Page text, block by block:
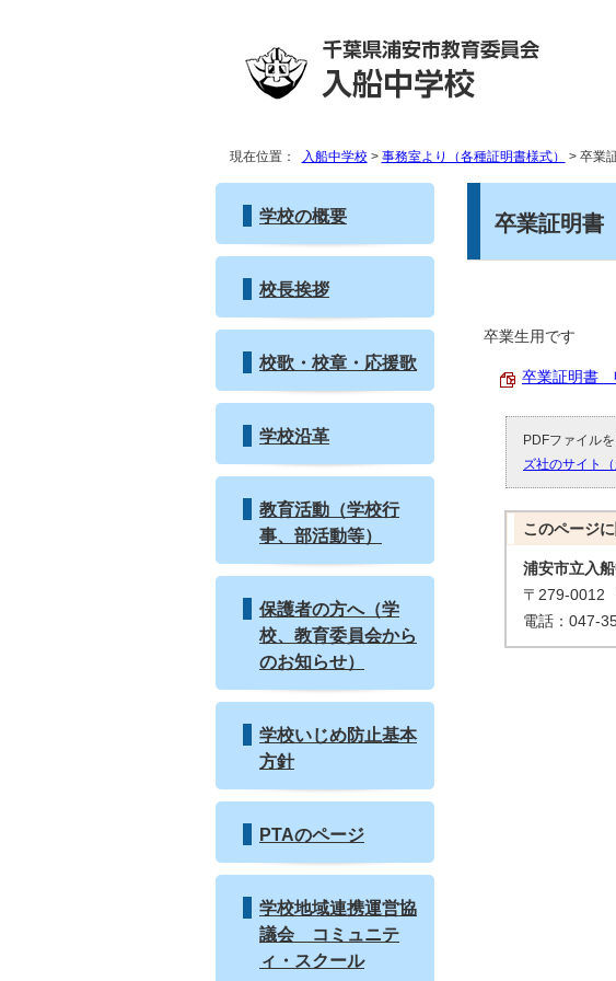
現在位置：
入船中学校> 事務室より（各種証明書様式） > 卒業
卒業証明
卒業生用です
卒業証明書
PDFファイル
ズ社のサイト
このページ
浦安市立入
〒279-0012
電話：047-
学校の概要
校長挨拶
校歌・校章・応援歌
学校沿革
教育活動（学校行
事、部活動等）
保護者の方へ（学
校、教育委員会から
のお知らせ）
学校いじめ防止基本
方針
PTAのページ
学校地域連携運営協
議会 コミュニテ
ィ・スクール